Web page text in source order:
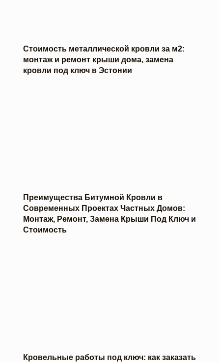
Стоимость металлической кровли за м2:
монтаж и ремонт крыши дома, замена
кровли под ключ в Эстонии
Преимущества Битумной Кровли в
Современных Проектах Частных Домов:
Монтаж, Ремонт, Замена Крыши Под Ключ и
Стоимость
Кровельные работы под ключ: как заказать